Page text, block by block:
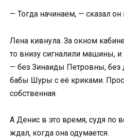
— Тогда начинаем, — сказал он
Лена кивнула. За окном
то внизу сигналили машины,
— без Зинаиды Петровны, без
бабы Шуры с её криками.
собственная.
А Денис в это время, судя по
ждал, когда она одумается.